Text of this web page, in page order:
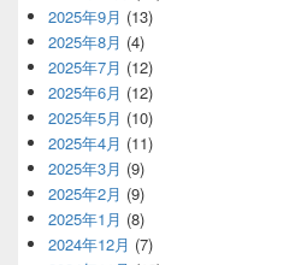
2025年9月 (13)
2025年8月 (4)
2025年7月 (12)
2025年6月 (12)
2025年5月 (10)
2025年4月 (11)
2025年3月 (9)
2025年2月 (9)
2025年1月 (8)
2024年12月 (7)